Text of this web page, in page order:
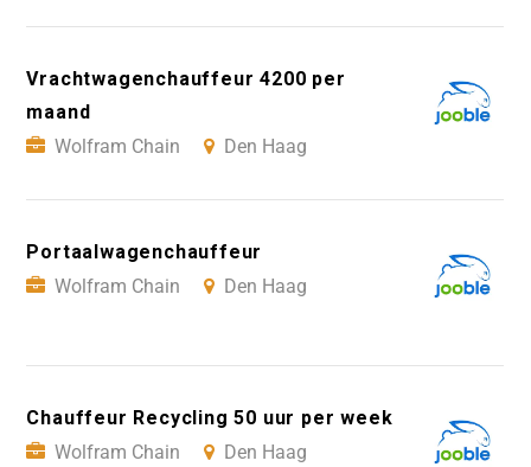
Vrachtwagenchauffeur 4200 per
maand
Wolfram Chain
Den Haag
Portaalwagenchauffeur
Wolfram Chain
Den Haag
Chauffeur Recycling 50 uur per week
Wolfram Chain
Den Haag